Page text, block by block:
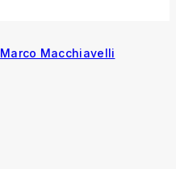
Marco Macchiavelli